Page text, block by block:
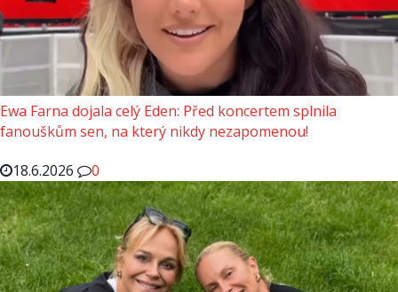
Ewa Farna dojala celý Eden: Před koncertem splnila
fanouškům sen, na který nikdy nezapomenou!
18.6.2026
0